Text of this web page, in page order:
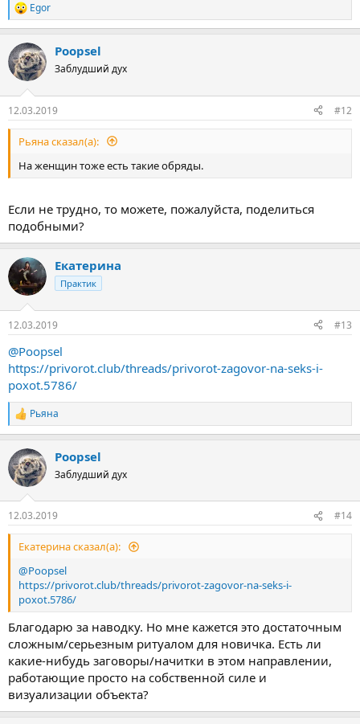
Р
е
к
ц
и
Egor
Poopsel
Заблудший дух
12.03.2019 #12
Рьяна сказал(а):
На женщин тоже есть такие обряды.
Если не трудно, то можете, пожалуйста, поделиться
подобными?
Екатерина
Практик
12.03.2019 #13
@Poopsel
https://privorot.club/threads/privorot-zagovor-na-seks-i-
poxot.5786/
Р
е
к
ц
и
Рьяна
Poopsel
Заблудший дух
12.03.2019 #14
Екатерина сказал(а):
@Poopsel
https://privorot.club/threads/privorot-zagovor-na-seks-i-
poxot.5786/
Благодарю за наводку. Но мне кажется это достаточным
сложным/серьезным ритуалом для новичка. Есть ли
какие-нибудь заговоры/начитки в этом направлении,
работающие просто на собственной силе и
визуализации объекта?